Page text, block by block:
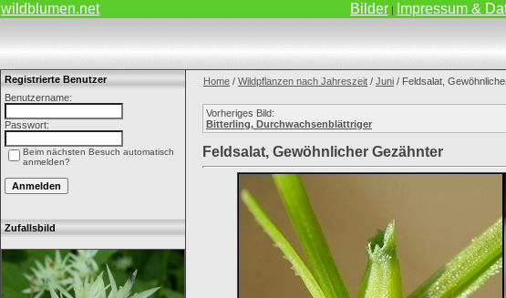
wildblumen.net Bilder | Impressum &
Registrierte Benutzer
Benutzername:
Passwort:
Beim nächsten Besuch automatisch
anmelden?
Zufallsbild
Home / Wildpflanzen nach Jahreszeit / Juni / Feldsalat,
Vorheriges Bild:
Bitterling, Durchwachsenblättriger
Feldsalat, Gewöhnlicher Gezähnter